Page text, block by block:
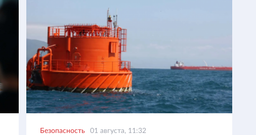
Безопасность 01 августа, 11:32